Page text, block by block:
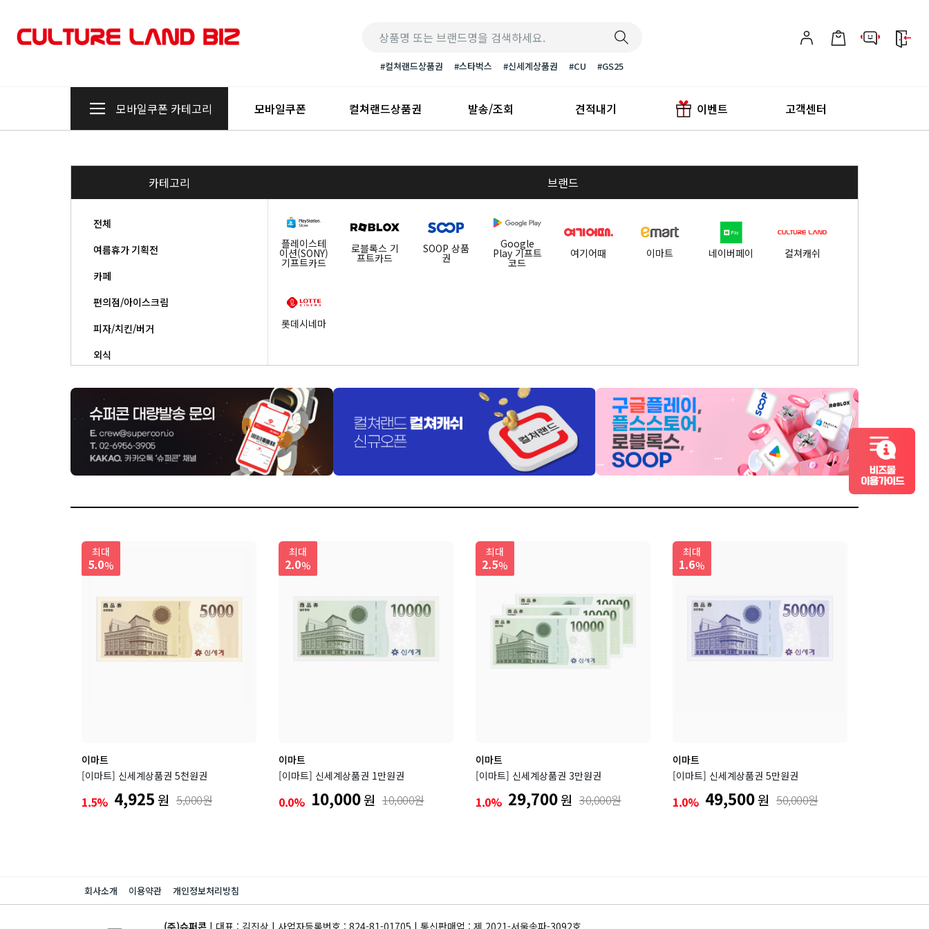
#컬쳐랜드상품권 #스타벅스 #신세계상품권 #CU #GS25
모바일쿠폰 카테고리 모바일쿠폰 컬쳐랜드상품권 발송/조회 견적내기 이벤트 고객센터
카테고리
전체
여름휴가 기획전
카페
편의점/아이스크림
피자/치킨/버거
외식
상품권/생활편의/기타
브랜드
플레이스테
이션(SONY)
기프트카드
로블록스 기
프트카드
SOOP 상품
권
Google
Play 기프트
코드
여기어때 이마트 네이버페이 컬쳐캐쉬
롯데시네마
최대
5.0%
이마트
[이마트] 신세계상품권 5천원권
1.5% 4,925원 5,000원
최대
2.0%
이마트
[이마트] 신세계상품권 1만원권
0.0% 10,000원 10,000원
최대
2.5%
이마트
[이마트] 신세계상품권 3만원권
1.0% 29,700원 30,000원
최대
1.6%
이마트
[이마트] 신세계상품권 5만원권
1.0% 49,500원 50,000원
회사소개 이용약관 개인정보처리방침
(주)슈퍼콘 | 대표 : 김진상 | 사업자등록번호 : 824-81-01705 | 통신판매업 : 제 2021-서울송파-3092호